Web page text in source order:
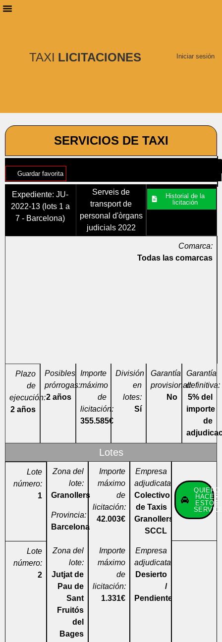
TAXI LICITACIONES Iniciar sesión
SERVICIOS DE TAXI
Guardar favorita
Expediente: JU-
2022-13 (lots 1 a
7 - Barcelona)
Serveis de
transport de
personal d'òrgans
judicials 2022
Historial de la
licitación
Comarca:
Todas las comarcas
Plazo
de
ejecución:
2 años
Posibles
prórrogas:
2 años
Importe
máximo
de
licitación:
355.585€
División
en
lotes:
Sí
Garantía
provisional:
No
Garantía
definitiva:
5% del
importe
de
Lotes
Lote
número:
1
Zona del
lote:
Granollers
Provincia:
Barcelona
Importe
máximo
de
licitación:
42.003€
Empresa
adjudicataria:
Colectivo
de Taxis
Granollers,
SCCL
QUIERO
HACER
ESTOS
Lote
número:
2
Zona del
lote:
Jutjat de
Pau de
Sant
Fruitós
del
Bages
Importe
máximo
de
licitación:
1.331€
Empresa
adjudicataria:
Desierto
/
Pendiente